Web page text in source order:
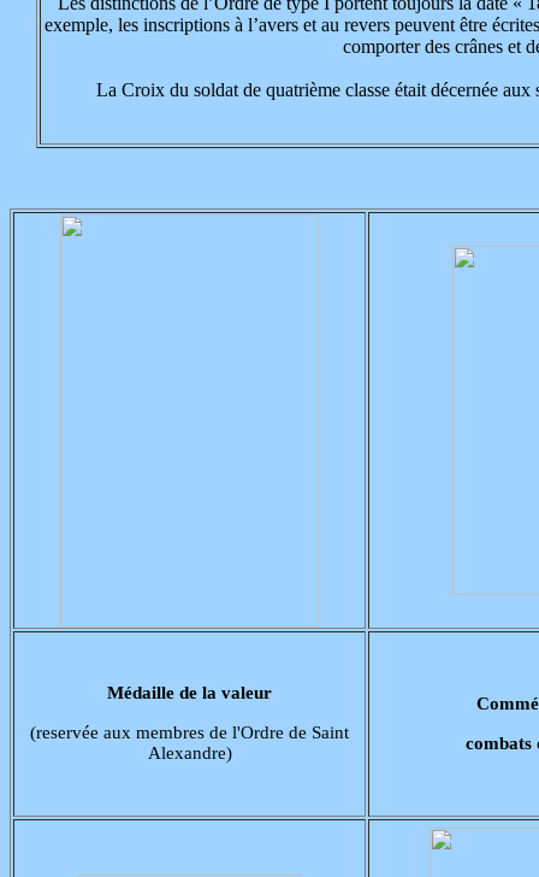
exemple, les inscriptions à l’avers et au revers peuvent être
comporter des crânes et
La Croix du soldat de quatrième classe était décernée
Médaille de la valeur
(reservée aux membres de l'Ordre de Saint
Alexandre)
combats